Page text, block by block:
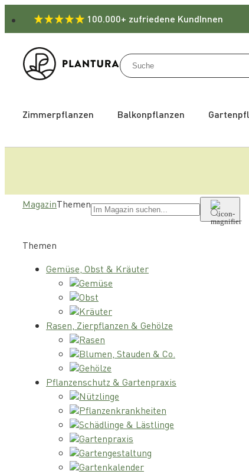
100.000+ zufriedene KundInnen
Zimmerpflanzen Balkonpflanzen
MagazinThemen
Themen
Gemüse, Obst & Kräuter
Gemüse
Obst
Kräuter
Rasen, Zierpflanzen & Gehölze
Rasen
Blumen, Stauden & Co.
Gehölze
Pflanzenschutz & Gartenpraxis
Nützlinge
Pflanzenkrankheiten
Schädlinge & Lästlinge
Gartenpraxis
Gartengestaltung
Gartenkalender